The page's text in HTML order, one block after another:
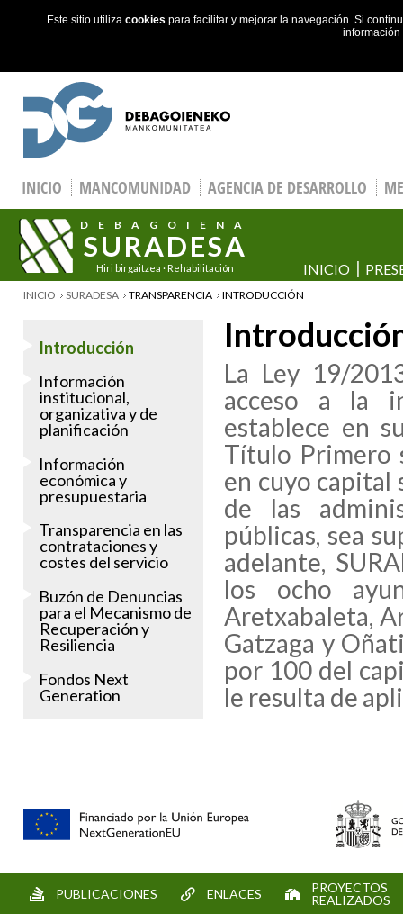
Este sitio utiliza cookies para facilitar y mejorar la navegación. Si
Skip to main content
INICIO MANCOMUNIDAD AGENCIA DE DESARROLLO
DEBAGOIENA
SURADESA
Hiri birgaitzea · Rehabilitación
INICIO
YOU ARE HERE
INICIO SURADESA TRANSPARENCIA INTRODUCCIÓN
La Ley 19/
acceso a la
establece en
Título Primero
en cuyo capital
de las
públicas, sea
adelante,
los ocho
Aretxabaleta,
Gatzaga y
por 100 del
le resulta de
Introducción
Información
institucional,
organizativa y de
planificación
Información
económica y
presupuestaria
Transparencia en las
contrataciones y
costes del servicio
Buzón de Denuncias
para el Mecanismo de
Recuperación y
Resiliencia
Fondos Next
Generation
PUBLICACIONES ENLACES
PROYECTOS
REALIZADOS